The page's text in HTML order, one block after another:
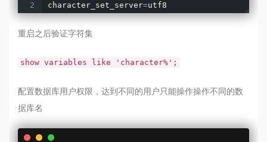
character_set_server=utf8
重启之后验证字符集
show variables like 'character%';
配置数据库用户权限，达到不同的用户只能操作操作不同的数
据库名